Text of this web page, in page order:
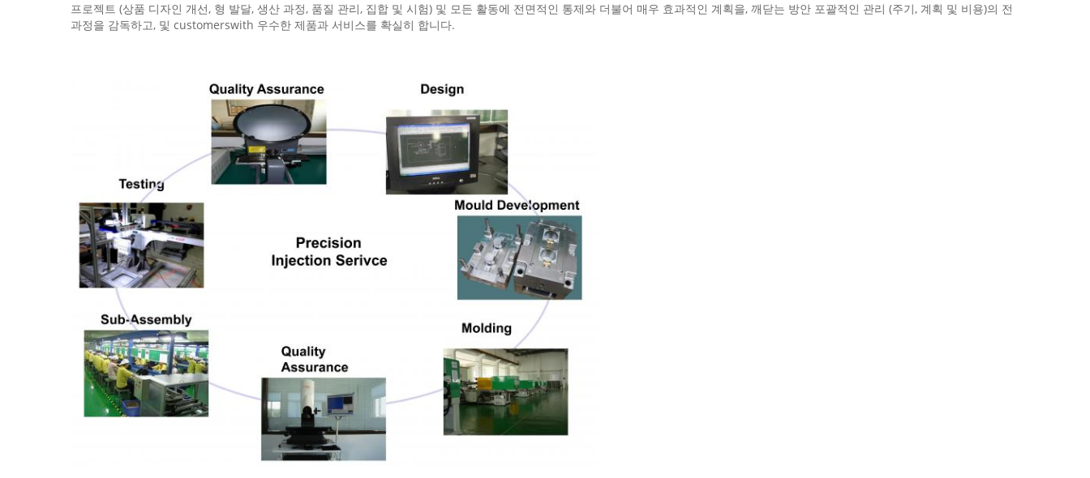
프로젝트 (상품 디자인 개선, 형 발달, 생산 과정, 품질 관리, 집합 및 시험) 및 모든 활동에 전면적인 통제와 더불어 매우 효과적인 계획을, 깨닫는 방안 포괄적인 관리 (주기, 계획 및 비용)의 전
과정을 감독하고, 및 customerswith 우수한 제품과 서비스를 확실히 합니다.